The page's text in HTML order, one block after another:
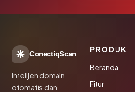
ConectiqScan
Intelijen domain
otomatis dan
PRODUK
Beranda
Fitur